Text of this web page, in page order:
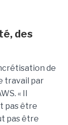
des
de
travail par
« Il
pas être
pas être